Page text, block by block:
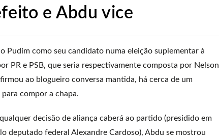
e Abdu vice
Pudim como seu candidato numa eleição suplementar à
PR e PSB, que seria respectivamente composta por Nelson
ao blogueiro conversa mantida, há cerca de um
compor a chapa.
decisão de aliança caberá ao partido (presidido em
deputado federal Alexandre Cardoso), Abdu se mostrou